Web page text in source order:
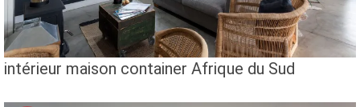
intérieur maison container Afrique du Sud